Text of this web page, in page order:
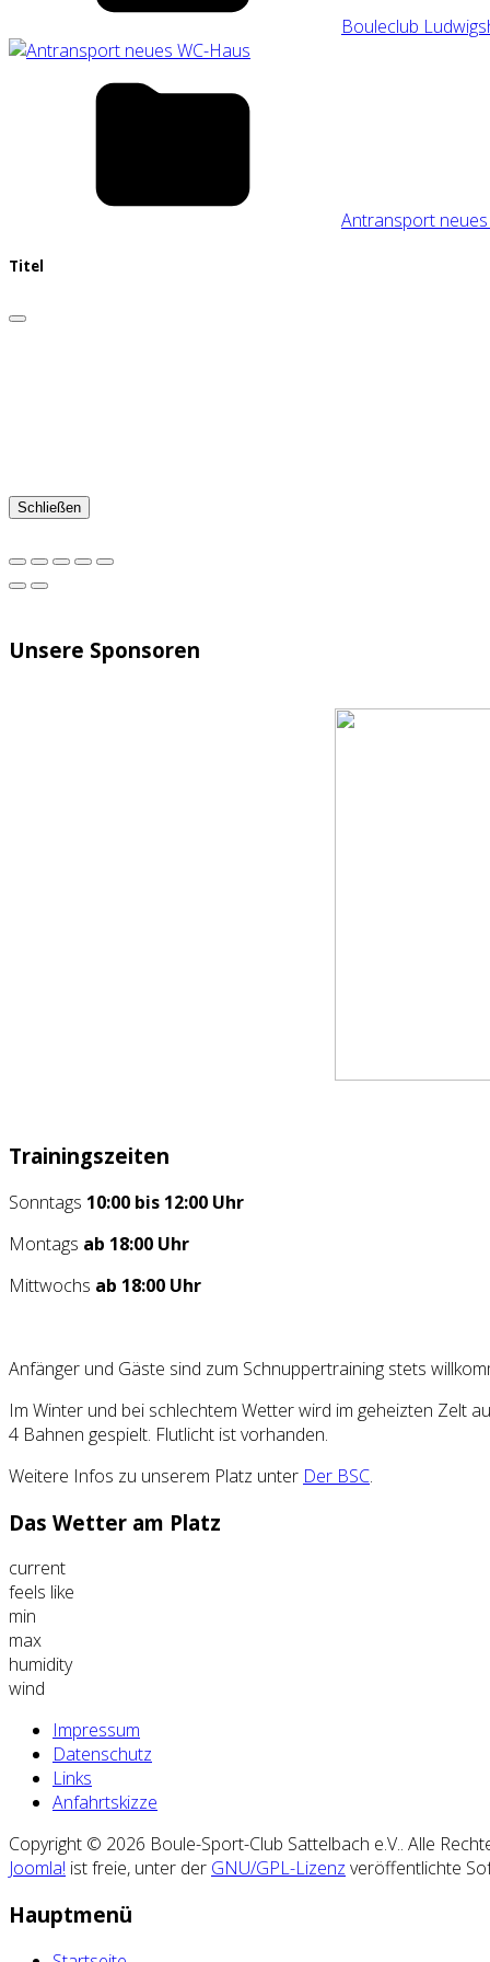
Bouleclub
Antransport neues
Titel
Schließen
Unsere Sponsoren
Trainingszeiten
Sonntags 10:00 bis 12:00 Uhr
Montags ab 18:00 Uhr
Mittwochs ab 18:00 Uhr
Anfänger und Gäste sind zum Schnuppertraining stets
Im Winter und bei schlechtem Wetter wird im geheizten Zelt
4 Bahnen gespielt. Flutlicht ist vorhanden.
Weitere Infos zu unserem Platz unter Der BSC.
Das Wetter am Platz
current
feels like
min
max
humidity
wind
Impressum
Datenschutz
Links
Anfahrtskizze
Copyright © 2026 Boule-Sport-Club Sattelbach e.V.. Alle
Joomla! ist freie, unter der GNU/GPL-Lizenz veröffentlichte
Hauptmenü